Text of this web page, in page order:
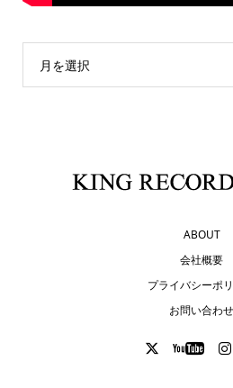
月を選択
ABOUT
会社概要
プライバシーポ
お問い合わせ